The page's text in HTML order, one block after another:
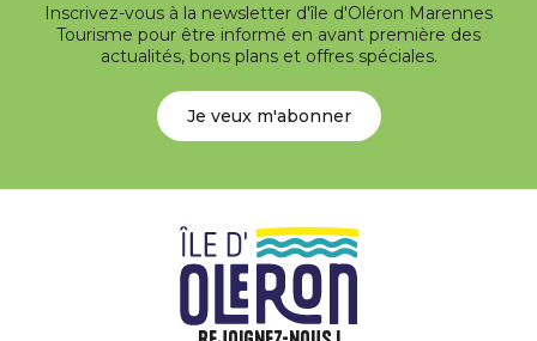
Inscrivez-vous à la newsletter d'île d'Oléron Marennes
Tourisme pour être informé en avant première des
actualités, bons plans et offres spéciales.
Je veux m'abonner